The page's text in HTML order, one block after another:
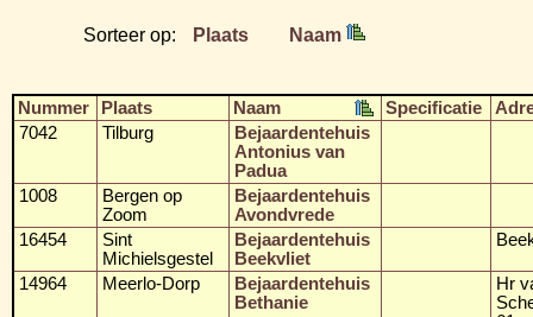
Sorteer op: Plaats Naam
Nummer Plaats Naam Specificatie
7042
Tilburg
Bejaardentehuis
Antonius van
Padua
1008
Bergen op
Zoom
Bejaardentehuis
Avondvrede
16454
Sint
Michielsgestel
Bejaardentehuis
Beekvliet
14964 Meerlo-Dorp
Bejaardentehuis
Bethanie
Hr